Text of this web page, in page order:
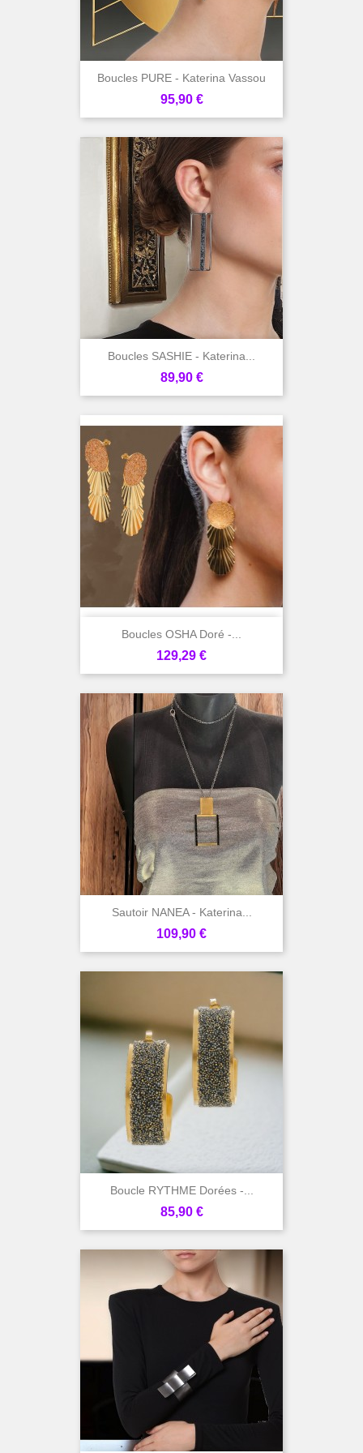
Boucles PURE - Katerina Vassou
Prix
95,90 €
Boucles SASHIE - Katerina...
Prix
89,90 €
Boucles OSHA Doré -...
Prix
129,29 €
Sautoir NANEA - Katerina...
Prix
109,90 €
Boucle RYTHME Dorées -...
Prix
85,90 €